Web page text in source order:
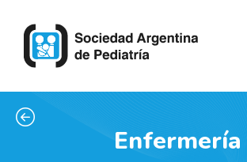
Enfermería